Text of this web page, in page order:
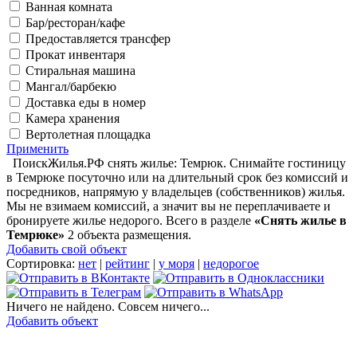
Ванная комната
Бар/ресторан/кафе
Предоставляется трансфер
Прокат инвентаря
Стиральная машина
Мангал/барбекю
Доставка еды в номер
Камера хранения
Вертолетная площадка
Применить
ПоискЖилья.РФ снять жилье: Темрюк. Снимайте гостиницу
в Темрюке посуточно или на длительный срок без комиссий и
посредников, напрямую у владельцев (собственников) жилья.
Мы не взимаем комиссий, а значит вы не переплачиваете и
бронируете жилье недорого. Всего в разделе «Снять жилье в
Темрюке» 2 объекта размещения.
Добавить свой объект
Сортировка: нет | рейтинг | у моря | недорогое
Ничего не найдено. Совсем ничего...
Добавить объект